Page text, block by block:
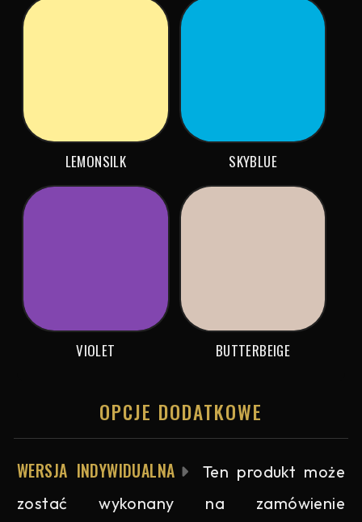
LEMONSILK SKYBLUE
VIOLET BUTTERBEIGE
OPCJE DODATKOWE
WERSJA INDYWIDUALNA
Ten produkt może
zostać wykonany na zamówienie